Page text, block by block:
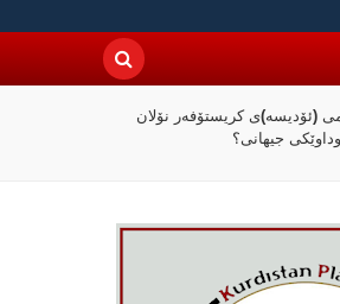
رێککەوتنەکەی واشنتن و تاران
تەنگەی هورمز دەداتە دەست